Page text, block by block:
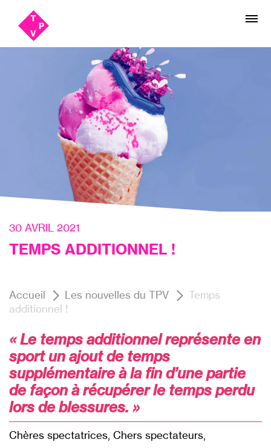
Aller
au
menu
Aller au
contenu
30 AVRIL 2021
TEMPS ADDITIONNEL !
Accueil Les nouvelles du TPV
Temps
additionnel !
« Le temps additionnel représente en
sport un ajout de temps
supplémentaire à la fin d’une partie
de façon à récupérer le temps perdu
lors de blessures. »
Chères spectatrices, Chers spectateurs,